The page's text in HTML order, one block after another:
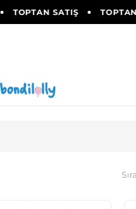
TOPTAN SATIŞ TOPTAN